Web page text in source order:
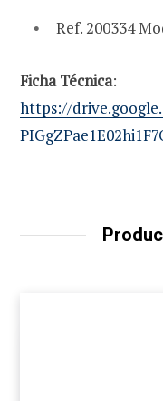
Ref. 200334
Ficha Técnica:
https://